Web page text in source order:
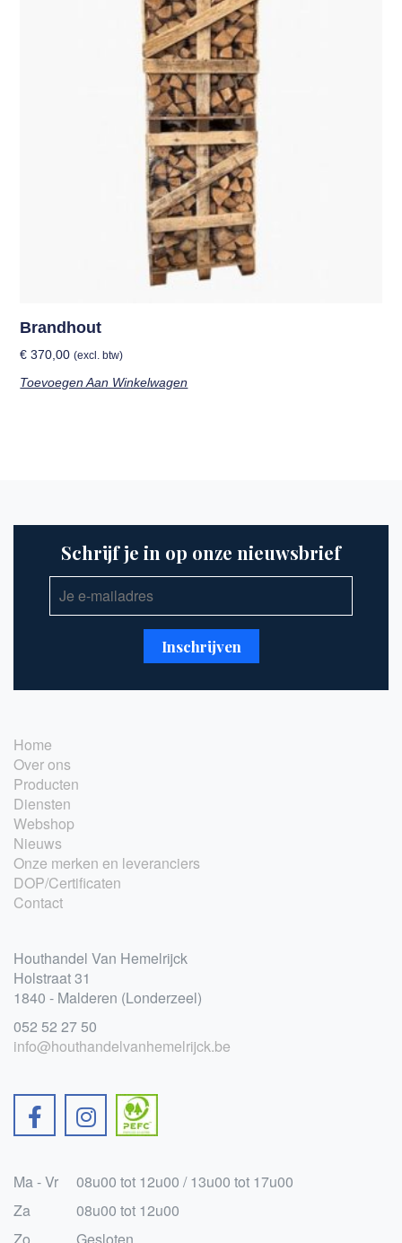
Brandhout
€ 370,00 (excl. btw)
Toevoegen Aan Winkelwagen
Schrijf je in op onze nieuwsbrief
Home
Over ons
Producten
Diensten
Webshop
Nieuws
Onze merken en leveranciers
DOP/Certificaten
Contact
Houthandel Van Hemelrijck
Holstraat 31
1840 - Malderen (Londerzeel)
052 52 27 50
info@houthandelvanhemelrijck.be
Ma - Vr
08u00 tot 12u00 / 13u00 tot 17u00
Za
08u00 tot 12u00